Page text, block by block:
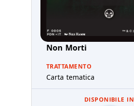
Non Morti
TRATTAMENTO
Carta tematica
DISPONIBILE IN